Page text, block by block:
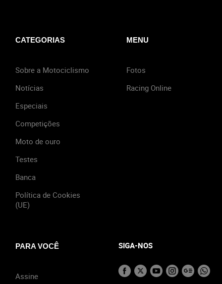
CATEGORIAS
Sobre a Motociclismo
Notícias
Especiais
Competições
Moto de ouro
Testes
Banca
Política de Cookies
(UE)
MENU
Fotos
Racing Online
PARA VOCÊ
Assine
SIGA-NOS